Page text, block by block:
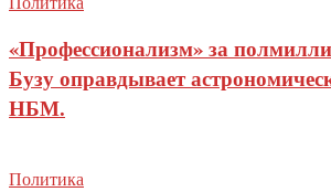
«Профессионализм» за
Бузу оправдывает
НБМ.
Политика